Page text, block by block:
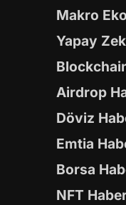
Makro
Yapay
Airdrop
Döviz
Emtia
Borsa
NFT